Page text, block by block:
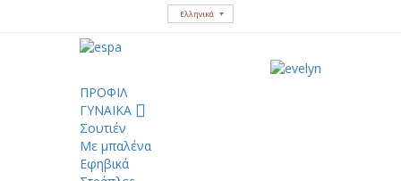
Ελληνικά
ΠΡΟΦΙΛ
ΓΥΝΑΙΚΑ
Σουτιέν
Με μπαλένα
Εφηβικά